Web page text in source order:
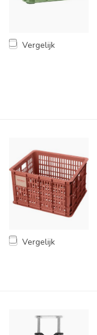
Vergelijk
Vergelijk